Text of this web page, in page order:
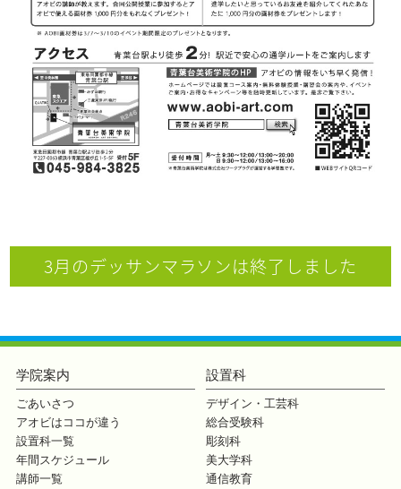
3月のデッサンマラソンは終了しました
学院案内
ごあいさつ
アオビはココが違う
設置科一覧
年間スケジュール
講師一覧
設置科
デザイン・工芸科
総合受験科
彫刻科
美大学科
通信教育